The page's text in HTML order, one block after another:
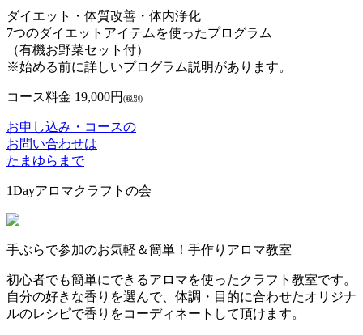
ダイエット・体質改善・体内浄化
7つのダイエットアイテムを使ったプログラム
（有機お野菜セット付）
※始める前に詳しいプログラム説明があります。
コース料金 19,000円 (税別)
お申し込み・コースの
お問い合わせは
たまゆらまで
1Dayアロマクラフトの会
手ぶらで参加のお気軽＆簡単！手作りアロマ教室
初心者でも簡単にできるアロマを使ったクラフト教室です。
自分の好きな香りを選んで、体調・目的に合わせたオリジナ
ルのレシピで香りをコーディネートして頂けます。